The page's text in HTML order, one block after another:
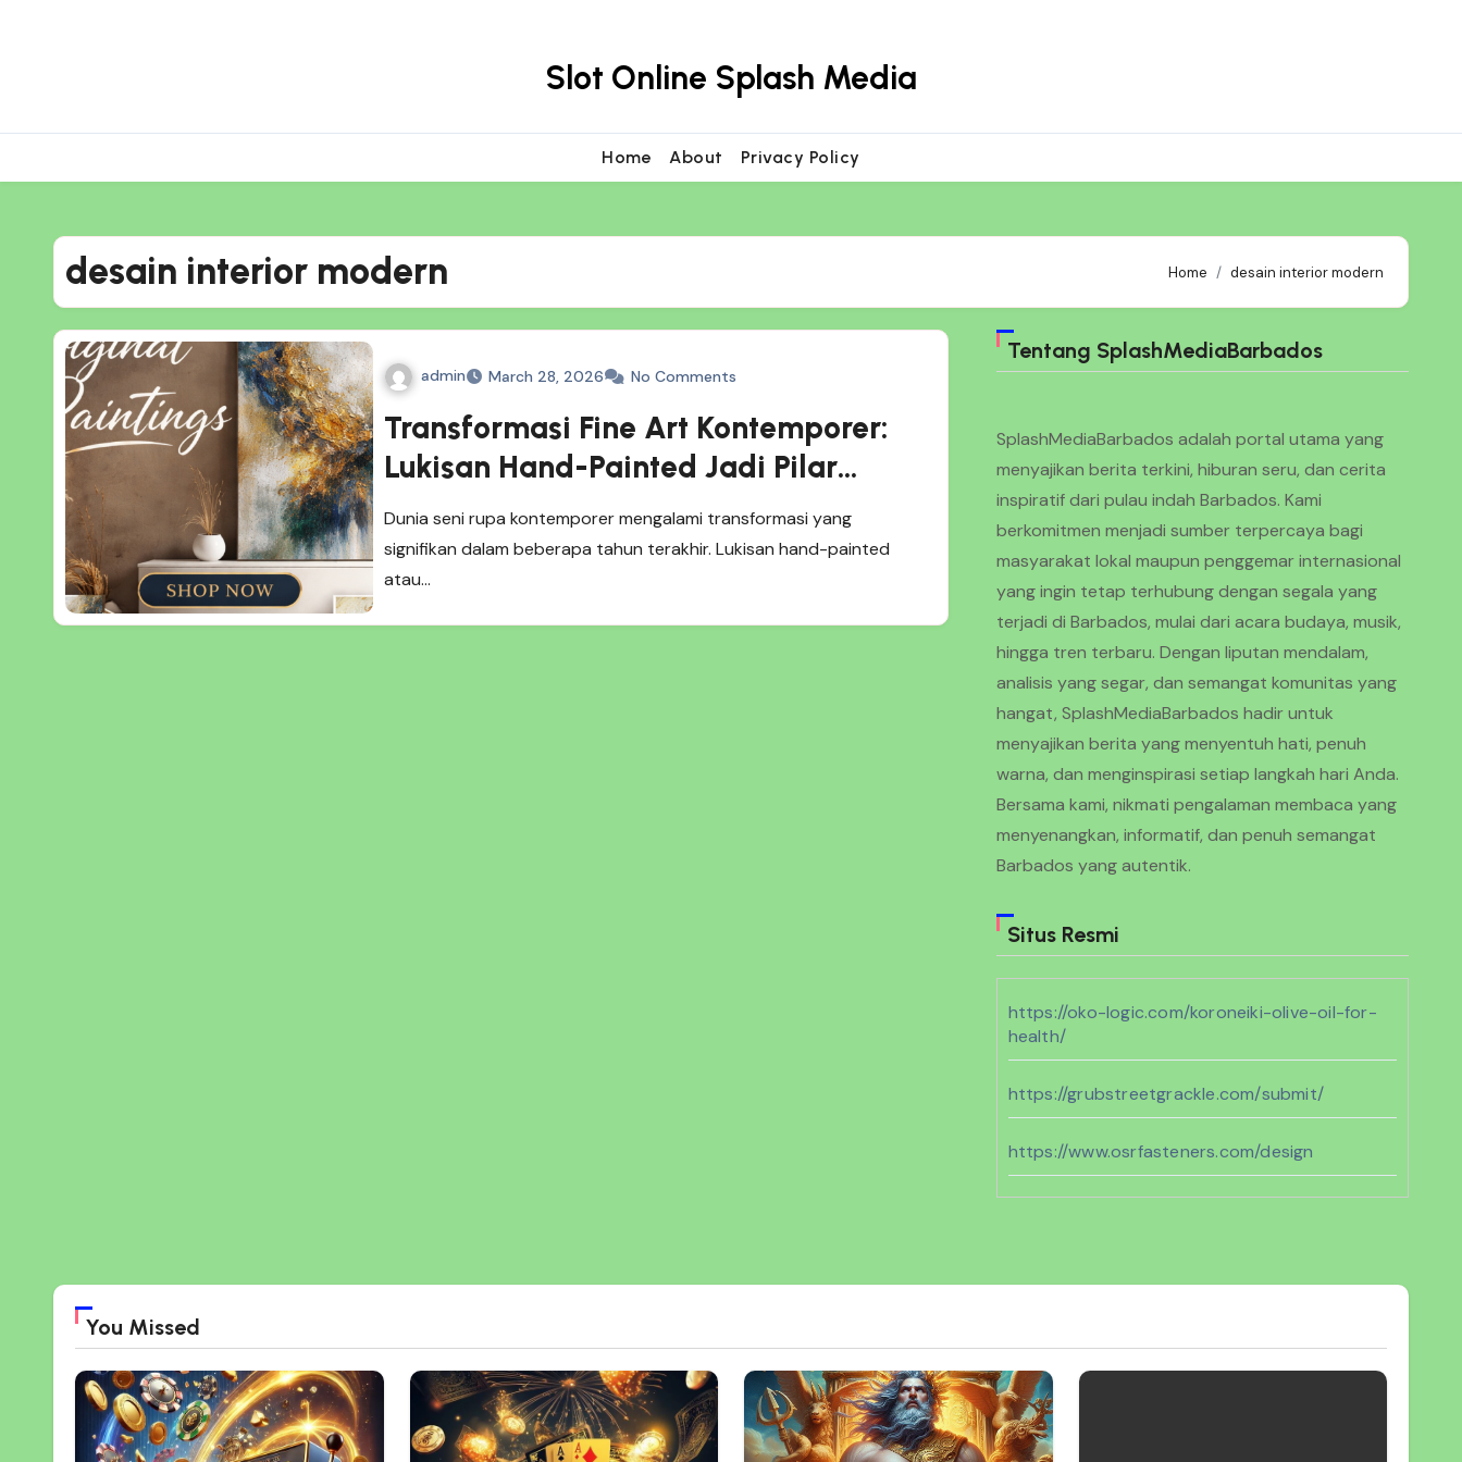
Slot Online Splash Media
Home About Privacy Policy
desain interior modern Home desain interior modern
admin March 28, 2026 No Comments
Transformasi Fine Art Kontemporer:
Lukisan Hand-Painted Jadi Pilar
Dekorasi Interior Modern
Dunia seni rupa kontemporer mengalami transformasi yang
signifikan dalam beberapa tahun terakhir. Lukisan hand-painted
atau…
Tentang SplashMediaBarbados
SplashMediaBarbados adalah portal utama yang
menyajikan berita terkini, hiburan seru, dan cerita
inspiratif dari pulau indah Barbados. Kami
berkomitmen menjadi sumber terpercaya bagi
masyarakat lokal maupun penggemar internasional
yang ingin tetap terhubung dengan segala yang
terjadi di Barbados, mulai dari acara budaya, musik,
hingga tren terbaru. Dengan liputan mendalam,
analisis yang segar, dan semangat komunitas yang
hangat, SplashMediaBarbados hadir untuk
menyajikan berita yang menyentuh hati, penuh
warna, dan menginspirasi setiap langkah hari Anda.
Bersama kami, nikmati pengalaman membaca yang
menyenangkan, informatif, dan penuh semangat
Barbados yang autentik.
Situs Resmi
https://oko-logic.com/koroneiki-olive-oil-for-
health/
https://grubstreetgrackle.com/submit/
https://www.osrfasteners.com/design
https://www.geocities.ws/cenat/joker11/
https://www.vernonparkgym.com/
You Missed